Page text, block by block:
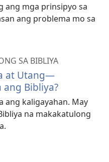
ang mga prinsipyo sa
ang problema mo sa
SA BIBLIYA
at Utang—
Bibliya?
ang kaligayahan. May
na makakatulong